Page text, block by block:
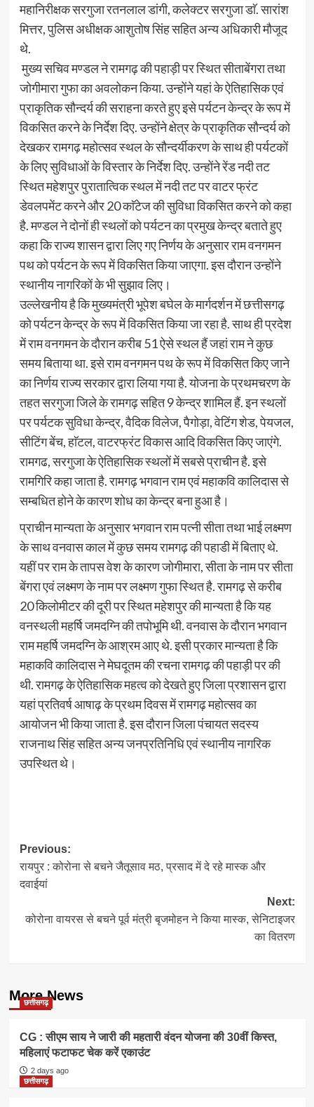
महानिरीक्षक सरगुजा रतनलाल डांगी, कलेक्टर सरगुजा डाॅ. सारांश
मित्तर, पुलिस अधीक्षक आशुतोष सिंह सहित अन्य अधिकारी मौजूद
थे.
मुख्य सचिव मण्डल ने रामगढ़ की पहाड़ी पर स्थित सीताबेंगरा तथा
जोगीमारा गुफा का अवलोकन किया. उन्होंने यहां के ऐतिहासिक एवं
प्राकृतिक सौन्दर्य की सराहना करते हुए इसे पर्यटन केन्द्र के रूप में
विकसित करने के निर्देश दिए. उन्होंने क्षेत्र के प्राकृतिक सौन्दर्य को
देखकर रामगढ़ महोत्सव स्थल के सौन्दर्यीकरण के साथ ही पर्यटकों
के लिए सुविधाओं के विस्तार के निर्देश दिए. उन्होंने रेंड नदी तट
स्थित महेशपुर पुरातात्विक स्थल में नदी तट पर वाटर फ्रंट
डेवलपमेंट करने और 20 काॅटेज की सुविधा विकसित करने को कहा
है. मण्डल ने दोनों ही स्थलों को पर्यटन का प्रमुख केन्द्र बताते हुए
कहा कि राज्य शासन द्वारा लिए गए निर्णय के अनुसार राम वनगमन
पथ को पर्यटन के रूप में विकसित किया जाएगा. इस दौरान उन्होंने
स्थानीय नागरिकों के भी सुझाव लिए।
उल्लेखनीय है कि मुख्यमंत्री भूपेश बघेल के मार्गदर्शन में छत्तीसगढ़
को पर्यटन केन्द्र के रूप में विकसित किया जा रहा है. साथ ही प्रदेश
में राम वनगमन के दौरान करीब 51 ऐसे स्थल हैं जहां राम ने कुछ
समय बिताया था. इसे राम वनगमन पथ के रूप में विकसित किए जाने
का निर्णय राज्य सरकार द्वारा लिया गया है. योजना के प्रथमचरण के
तहत सरगुजा जिले के रामगढ़ सहित 9 केन्द्र शामिल हैं. इन स्थलों
पर पर्यटक सुविधा केन्द्र, वैदिक विलेज, पैगोड़ा, वेटिंग शेड, पेयजल,
सीटिंग बेंच, हाॅटल, वाटरफ्रंट विकास आदि विकसित किए जाएंगे.
रामगढ, सरगुजा के ऐतिहासिक स्थलों में सबसे प्राचीन है. इसे
रामगिरि कहा जाता है. रामगढ़ भगवान राम एवं महाकवि कालिदास से
सम्बधित होने के कारण शोध का केन्द्र बना हुआ है।
प्राचीन मान्यता के अनुसार भगवान राम पत्नी सीता तथा भाई लक्ष्मण
के साथ वनवास काल में कुछ समय रामगढ़ की पहाडी में बिताए थे.
यहीं पर राम के तापस वेश के कारण जोगीमारा, सीता के नाम पर सीता
बेंगरा एवं लक्ष्मण के नाम पर लक्ष्मण गुफा स्थित है. रामगढ़ से करीब
20 किलोमीटर की दूरी पर स्थित महेशपुर की मान्यता है कि यह
वनस्थली महर्षि जमदग्नि की तपोभूमि थी. वनवास के दौरान भगवान
राम महर्षि जमदग्नि के आश्रम आए थे. इसी प्रकार मान्यता है कि
महाकवि कालिदास ने मेघदूतम की रचना रामगढ़ की पहाड़ी पर की
थी. रामगढ़ के ऐतिहासिक महत्व को देखते हुए जिला प्रशासन द्वारा
यहां प्रतिवर्ष आषाढ़ के प्रथम दिवस में रामगढ़ महोत्सव का
आयोजन भी किया जाता है. इस दौरान जिला पंचायत सदस्य
राजनाथ सिंह सहित अन्य जनप्रतिनिधि एवं स्थानीय नागरिक
उपस्थित थे।
Post
navigation
Previous:
रायपुर : कोरोना से बचने जैतूसाव मठ, प्रसाद में दे रहे मास्क और
दवाईयां
Next:
कोरोना वायरस से बचने पूर्व मंत्री बृजमोहन ने किया मास्क, सेनिटाइजर
का वितरण
More News
छत्तीसगढ़
CG : सीएम साय ने जारी की महतारी वंदन योजना की 30वीं किस्त,
महिलाएं फटाफट चेक करें एकाउंट
2 days ago
छत्तीसगढ़